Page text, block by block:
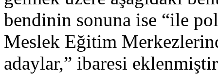
bendinin sonuna ise “ile
Meslek Eğitim
adaylar,” ibaresi